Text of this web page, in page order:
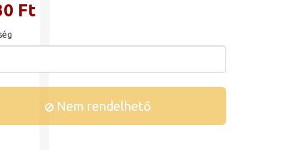
Ft
Nem rendelhető